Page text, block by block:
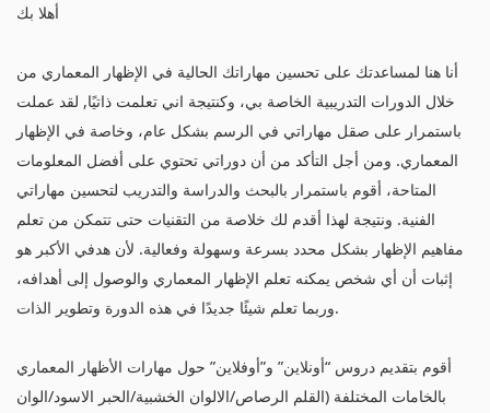
أهلا بك
أنا هنا لمساعدتك على تحسين مهاراتك الحالية في الإظهار المعماري من
خلال الدورات التدريبية الخاصة بي، وكنتيجة اني تعلمت ذاتيًا, لقد عملت
باستمرار على صقل مهاراتي في الرسم بشكل عام، وخاصة في الإظهار
المعماري. ومن أجل التأكد من أن دوراتي تحتوي على أفضل المعلومات
المتاحة، أقوم باستمرار بالبحث والدراسة والتدريب لتحسين مهاراتي
الفنية. ونتيجة لهذا أقدم لك خلاصة من التقنيات حتى تتمكن من تعلم
مفاهيم الإظهار بشكل محدد بسرعة وسهولة وفعالية. لأن هدفي الأكبر هو
إثبات أن أي شخص يمكنه تعلم الإظهار المعماري والوصول إلى أهدافه،
وربما تعلم شيئًا جديدًا في هذه الدورة وتطوير الذات.
أقوم بتقديم دروس “أونلاين” و”أوفلاين” حول مهارات الأظهار المعماري
بالخامات المختلفة (القلم الرصاص/الالوان الخشبية/الحبر الاسود/الوان